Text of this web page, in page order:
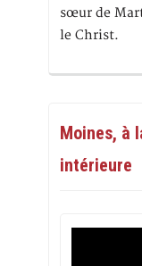
sœur de
le Christ.
Moines, à
intérieure